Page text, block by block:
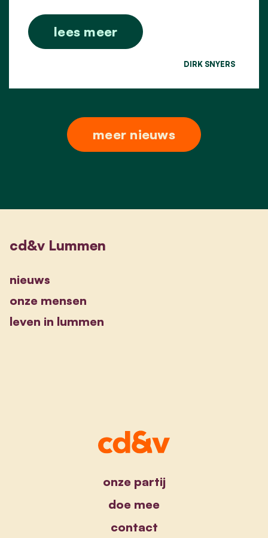
lees meer
DIRK SNYERS
meer nieuws
cd&v Lummen
nieuws
onze mensen
leven in lummen
onze partij
doe mee
contact